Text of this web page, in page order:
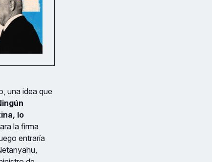
una idea que
lo
la firma
entraría